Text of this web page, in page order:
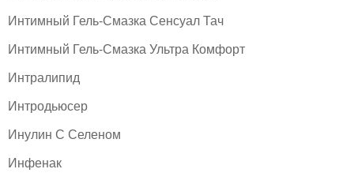
Интимный Гель-Смазка Сенсуал Тач
Интимный Гель-Смазка Ультра Комфорт
Интралипид
Интродьюсер
Инулин С Селеном
Инфенак